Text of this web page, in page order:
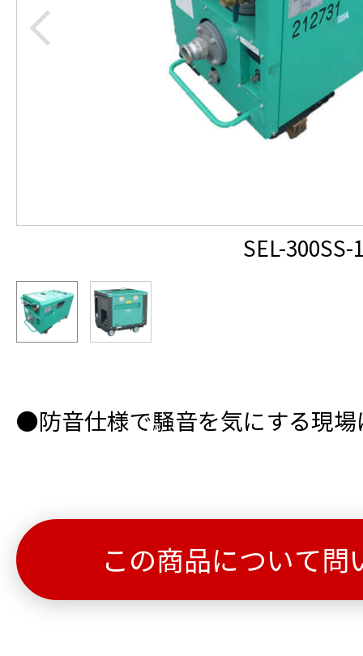
SEL-300SS-
●防音仕様で騒音を気にする現場
この商品について問